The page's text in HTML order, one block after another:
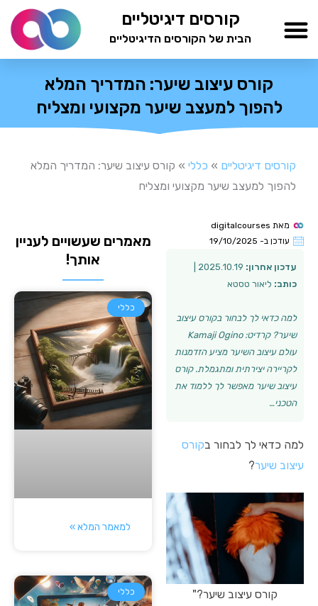
לתוכן
קורסים דיגיטליים
הבית של הקורסים הדיגיטליים
קורס עיצוב שיער: המדריך המלא
להפוך למעצב שיער מקצועי ומצליח
קורסים דיגיטליים » כללי » קורס עיצוב שיער: המדריך המלא
להפוך למעצב שיער מקצועי ומצליח
מאת
עודכן ב- 19/10/2025
עדכון אחרון:
כותב: ליאור טסטא
למה כדאי לך לבחור בקורס עיצוב
שיער? קרדיט: Kamaji Ogino
עולם עיצוב השיער מציע הזדמנות
לקריירה יצירתית ומתגמלת. קורס
עיצוב שיער מאפשר לך ללמוד את
הטכני…
למה כדאי לך לבחור בקורס
עיצוב שיער?
קורס עיצוב שיער?"
מאמרים שעשויים לעניין
אותך!
כללי
למאמר המלא »
כללי